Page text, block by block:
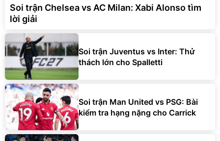
Soi trận Chelsea vs AC Milan: Xabi Alonso tìm
lời giải
Soi trận Juventus vs Inter: Thử
thách lớn cho Spalletti
Soi trận Man United vs PSG: Bài
kiểm tra hạng nặng cho Carrick